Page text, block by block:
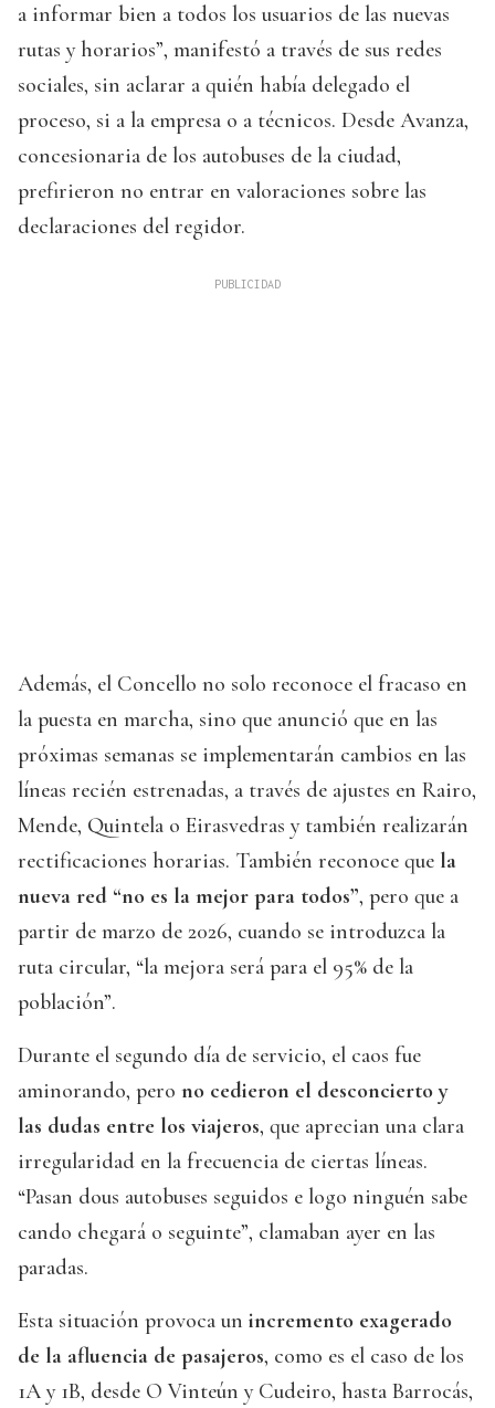
a informar bien a todos los usuarios de las nuevas
rutas y horarios”, manifestó a través de sus redes
sociales, sin aclarar a quién había delegado el
proceso, si a la empresa o a técnicos. Desde Avanza,
concesionaria de los autobuses de la ciudad,
prefirieron no entrar en valoraciones sobre las
declaraciones del regidor.
Además, el Concello no solo reconoce el fracaso en
la puesta en marcha, sino que anunció que en las
próximas semanas se implementarán cambios en las
líneas recién estrenadas, a través de ajustes en Rairo,
Mende, Quintela o Eirasvedras y también realizarán
rectificaciones horarias. También reconoce que la
nueva red “no es la mejor para todos”, pero que a
partir de marzo de 2026, cuando se introduzca la
ruta circular, “la mejora será para el 95% de la
población”.
Durante el segundo día de servicio, el caos fue
aminorando, pero no cedieron el desconcierto y
las dudas entre los viajeros, que aprecian una clara
irregularidad en la frecuencia de ciertas líneas.
“Pasan dous autobuses seguidos e logo ninguén sabe
cando chegará o seguinte”, clamaban ayer en las
paradas.
Esta situación provoca un incremento exagerado
de la afluencia de pasajeros, como es el caso de los
1A y 1B, desde O Vinteún y Cudeiro, hasta Barrocás,